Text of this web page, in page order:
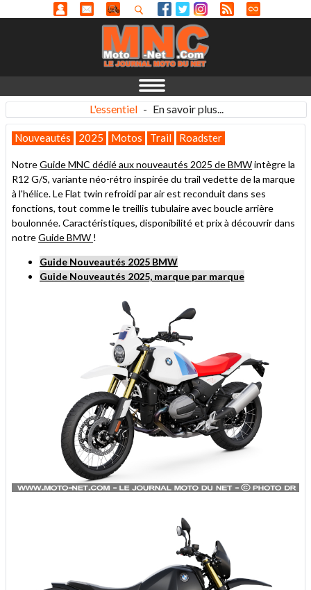
L'essentiel - En savoir plus...
Nouveautés 2025 Motos Trail Roadster
NotreGuide MNC dédié aux nouveautés 2025 de BMWintègre la
R12 G/S, variante néo-rétro inspirée du trail vedette de la marque
à l'hélice. Le Flat twin refroidi par air est reconduit dans ses
fonctions, tout comme le treillis tubulaire avec boucle arrière
boulonnée. Caractéristiques, disponibilité et prix à découvrir dans
notreGuide BMW !
Guide Nouveautés 2025 BMW
Guide Nouveautés 2025, marque par marque